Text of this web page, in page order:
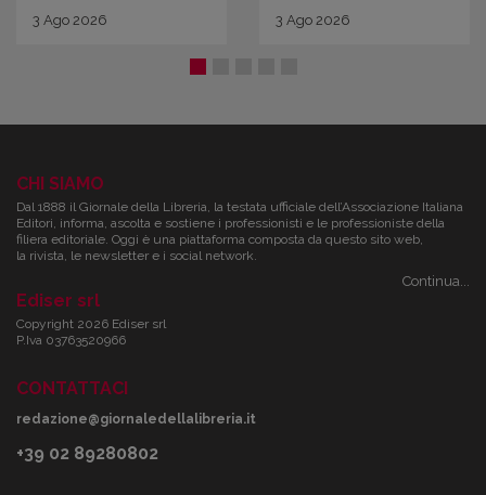
3 Ago 2026 3 Ago 2026
CHI SIAMO
Dal 1888 il Giornale della Libreria, la testata ufficiale dell’Associazione Italiana
Editori, informa, ascolta e sostiene i professionisti e le professioniste della
filiera editoriale. Oggi è una piattaforma composta da questo sito web,
la rivista, le newsletter e i social network.
Continua...
Ediser srl
Copyright 2026 Ediser srl
P.Iva 03763520966
CONTATTACI
redazione@giornaledellalibreria.it
+39 02 89280802